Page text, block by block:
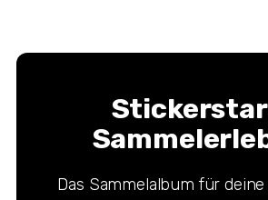
Das Sammelalbum für